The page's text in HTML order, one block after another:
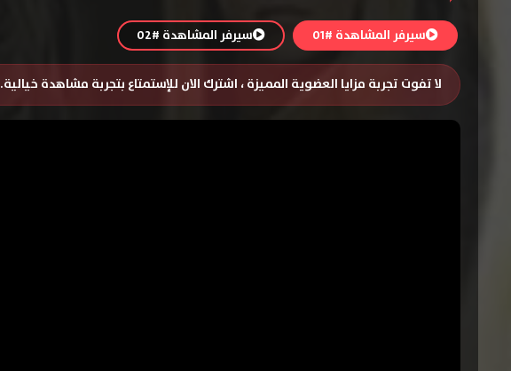
سيرفر المشاهدة #01 سيرفر المشاهدة #02
لا تفوت تجربة مزايا العضوية المميزة ، اشترك الان للإستمتاع بتجربة مشاهدة خيالية.